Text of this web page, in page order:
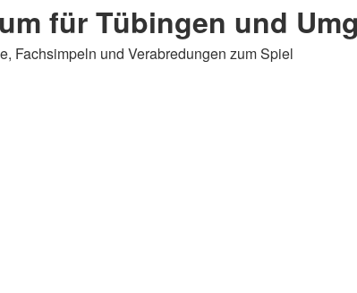
für Tübingen und
Fachsimpeln und Verabredungen zum Spiel